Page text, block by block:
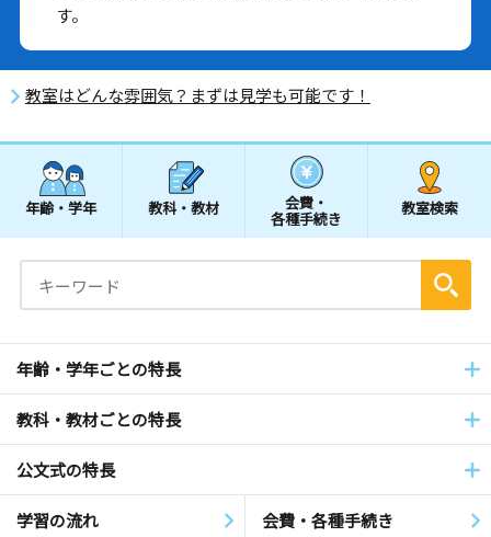
す。
教室はどんな雰囲気？まずは見学も可能です！
年齢・学年 教科・教材 会費・
各種手続き
教室検索
年齢・学年ごとの特長
教科・教材ごとの特長
公文式の特長
学習の流れ 会費・各種手続き